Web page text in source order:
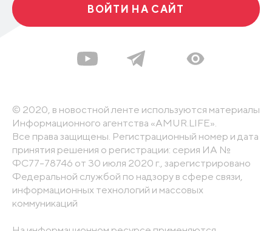
ВОЙТИ НА САЙТ
© 2020, в новостной ленте используются материалы
Информационного агентства «AMUR.LIFE».
Все права защищены. Регистрационный номер и дата
принятия решения о регистрации: серия ИА №
ФС77-78746 от 30 июля 2020 г., зарегистрировано
Федеральной службой по надзору в сфере связи,
информационных технологий и массовых
коммуникаций